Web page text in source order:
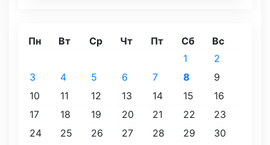
Пн Вт Ср Чт Пт Сб
Вс
1
2
3
4 5 6 7 8
9
10
11 12 13 14 15
16
17
18 19 20 21 22
23
24
25 26 27 28 29 30